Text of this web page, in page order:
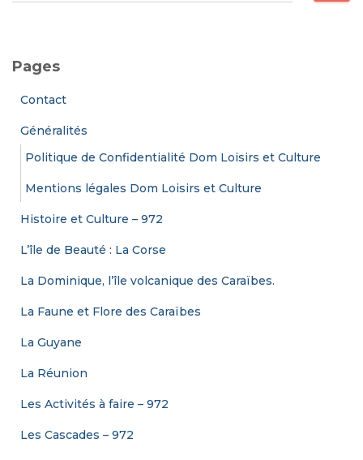
rPages
Contact
Généralités
Politique de Confidentialité Dom Loisirs et Culture
Mentions légales Dom Loisirs et Culture
Histoire et Culture – 972
L’île de Beauté : La Corse
La Dominique, l’île volcanique des Caraïbes.
La Faune et Flore des Caraïbes
La Guyane
La Réunion
Les Activités à faire – 972
Les Cascades – 972